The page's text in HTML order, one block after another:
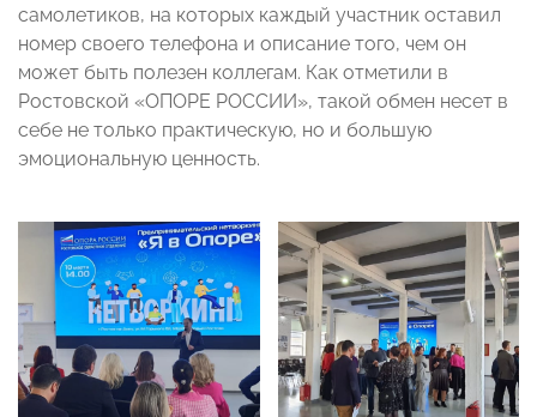
самолетиков, на которых каждый участник оставил
номер своего телефона и описание того, чем он
может быть полезен коллегам. Как отметили в
Ростовской «ОПОРЕ РОССИИ», такой обмен несет в
себе не только практическую, но и большую
эмоциональную ценность.